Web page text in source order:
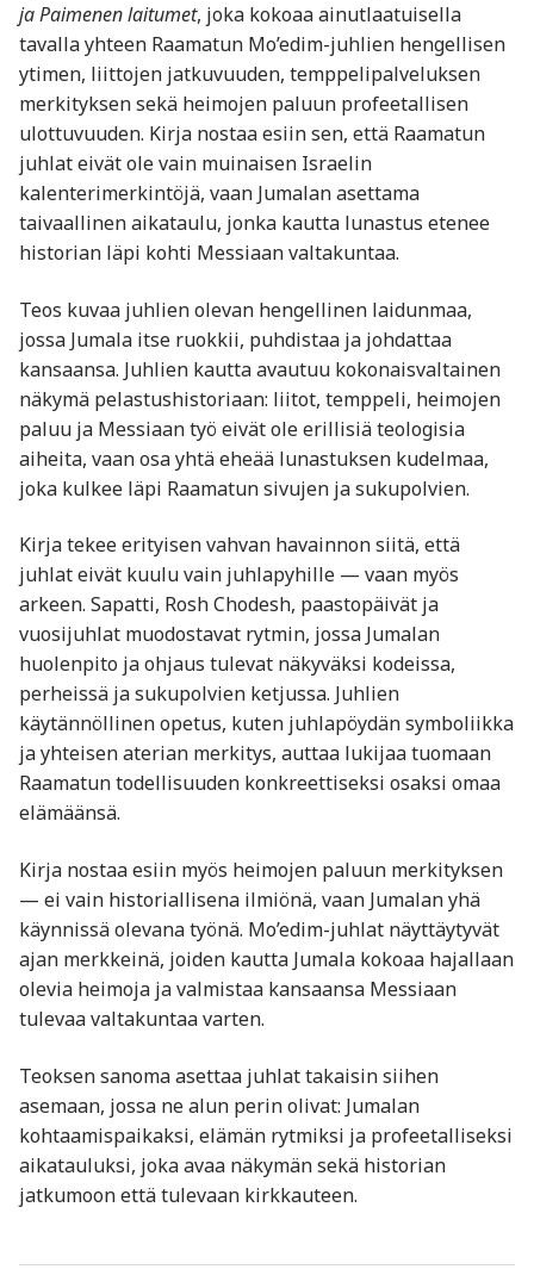
ja Paimenen laitumet, joka kokoaa ainutlaatuisella
tavalla yhteen Raamatun Mo’edim-juhlien hengellisen
ytimen, liittojen jatkuvuuden, temppelipalveluksen
merkityksen sekä heimojen paluun profeetallisen
ulottuvuuden. Kirja nostaa esiin sen, että Raamatun
juhlat eivät ole vain muinaisen Israelin
kalenterimerkintöjä, vaan Jumalan asettama
taivaallinen aikataulu, jonka kautta lunastus etenee
historian läpi kohti Messiaan valtakuntaa.
Teos kuvaa juhlien olevan hengellinen laidunmaa,
jossa Jumala itse ruokkii, puhdistaa ja johdattaa
kansaansa. Juhlien kautta avautuu kokonaisvaltainen
näkymä pelastushistoriaan: liitot, temppeli, heimojen
paluu ja Messiaan työ eivät ole erillisiä teologisia
aiheita, vaan osa yhtä eheää lunastuksen kudelmaa,
joka kulkee läpi Raamatun sivujen ja sukupolvien.
Kirja tekee erityisen vahvan havainnon siitä, että
juhlat eivät kuulu vain juhlapyhille — vaan myös
arkeen. Sapatti, Rosh Chodesh, paastopäivät ja
vuosijuhlat muodostavat rytmin, jossa Jumalan
huolenpito ja ohjaus tulevat näkyväksi kodeissa,
perheissä ja sukupolvien ketjussa. Juhlien
käytännöllinen opetus, kuten juhlapöydän symboliikka
ja yhteisen aterian merkitys, auttaa lukijaa tuomaan
Raamatun todellisuuden konkreettiseksi osaksi omaa
elämäänsä.
Kirja nostaa esiin myös heimojen paluun merkityksen
— ei vain historiallisena ilmiönä, vaan Jumalan yhä
käynnissä olevana työnä. Mo’edim-juhlat näyttäytyvät
ajan merkkeinä, joiden kautta Jumala kokoaa hajallaan
olevia heimoja ja valmistaa kansaansa Messiaan
tulevaa valtakuntaa varten.
Teoksen sanoma asettaa juhlat takaisin siihen
asemaan, jossa ne alun perin olivat: Jumalan
kohtaamispaikaksi, elämän rytmiksi ja profeetalliseksi
aikatauluksi, joka avaa näkymän sekä historian
jatkumoon että tulevaan kirkkauteen.